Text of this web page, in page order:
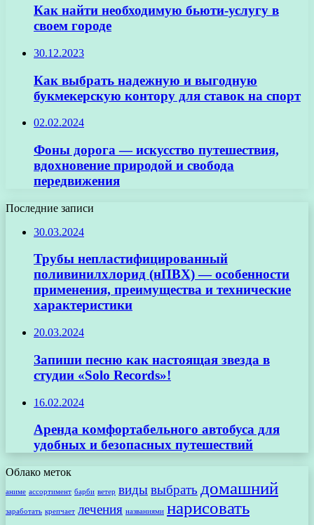
Как найти необходимую бьюти-услугу в
своем городе
30.12.2023
Как выбрать надежную и выгодную
букмекерскую контору для ставок на спорт
02.02.2024
Фоны дорога — искусство путешествия,
вдохновение природой и свобода
передвижения
Последние записи
30.03.2024
Трубы непластифицированный
поливинилхлорид (нПВХ) — особенности
применения, преимущества и технические
характеристики
20.03.2024
Запиши песню как настоящая звезда в
студии «Solo Records»!
16.02.2024
Аренда комфортабельного автобуса для
удобных и безопасных путешествий
Облако меток
аниме ассортимент барби ветер видывыбрать домашний
заработать крепчает лечения названиями нарисовать